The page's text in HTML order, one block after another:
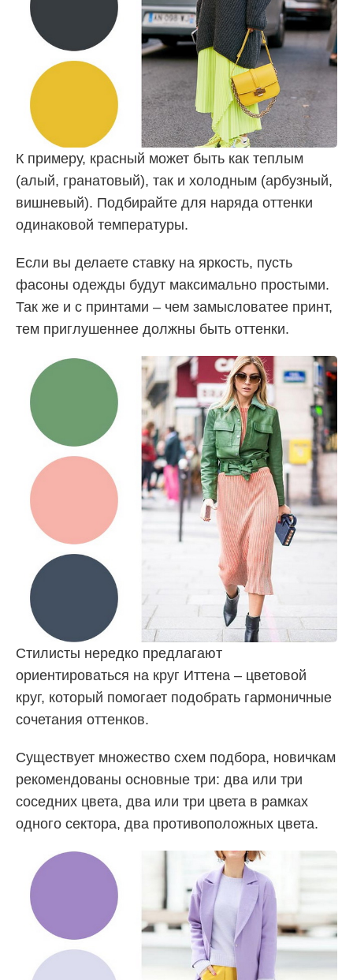
К примеру, красный может быть как теплым
(алый, гранатовый), так и холодным (арбузный,
вишневый). Подбирайте для наряда оттенки
одинаковой температуры.
Если вы делаете ставку на яркость, пусть
фасоны одежды будут максимально простыми.
Так же и с принтами – чем замысловатее принт,
тем приглушеннее должны быть оттенки.
Стилисты нередко предлагают
ориентироваться на круг Иттена – цветовой
круг, который помогает подобрать гармоничные
сочетания оттенков.
Существует множество схем подбора, новичкам
рекомендованы основные три: два или три
соседних цвета, два или три цвета в рамках
одного сектора, два противоположных цвета.